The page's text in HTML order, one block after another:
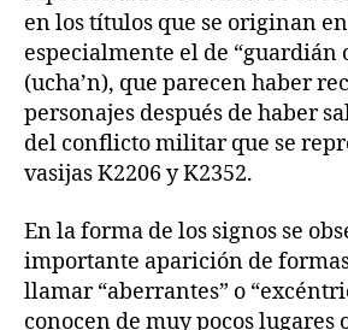
en los títulos que se originan
especialmente el de “guardián
(ucha’n), que parecen haber
personajes después de haber
del conflicto militar que se
vasijas K2206 y K2352.
En la forma de los signos se
importante aparición de
llamar “aberrantes” o
conocen de muy pocos lugares